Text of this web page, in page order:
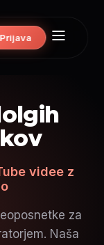
Prijava
videe z
za
Naša